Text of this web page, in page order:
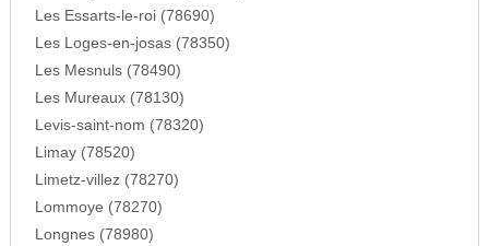
Les Essarts-le-roi (78690)
Les Loges-en-josas (78350)
Les Mesnuls (78490)
Les Mureaux (78130)
Levis-saint-nom (78320)
Limay (78520)
Limetz-villez (78270)
Lommoye (78270)
Longnes (78980)